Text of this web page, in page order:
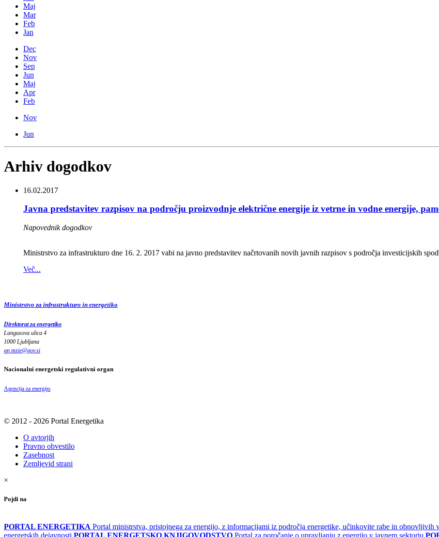
Maj
Mar
Feb
Jan
Dec
Nov
Sep
Jun
Maj
Apr
Feb
Nov
Jun
Arhiv dogodkov
16.02.2017
Javna predstavitev razpisov na področju proizvodnje električne energije iz vetrne in vodne energije,
Napovednik dogodkov
Ministrstvo za infrastrukturo dne 16. 2. 2017 vabi na javno predstavitev načrtovanih novih javnih razpisov s področja investicijskih
Več...
Ministrstvo za infrastrukturo in energetiko
Direktorat za energetiko
Langusova ulica 4
1000 Ljubljana
gp.mzie@gov.si
Nacionalni energetski regulativni organ
Agencija za energijo
© 2012 - 2026 Portal Energetika
O avtorjih
Pravno obvestilo
Zasebnost
Zemljevid strani
×
Pojdi na
PORTAL ENERGETIKA Portal ministrstva, pristojnega za energijo, z informacijami iz področja energetike, učinkovite rabe in obnovljivih